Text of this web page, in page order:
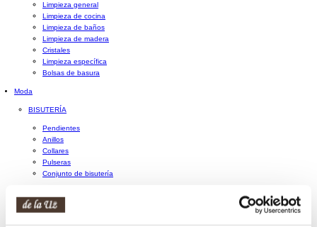
Limpieza general
Limpieza de cocina
Limpieza de baños
Limpieza de madera
Cristales
Limpieza específica
Bolsas de basura
Moda
BISUTERÍA
Pendientes
Anillos
Collares
Pulseras
Conjunto de bisutería
Carteras y monederos